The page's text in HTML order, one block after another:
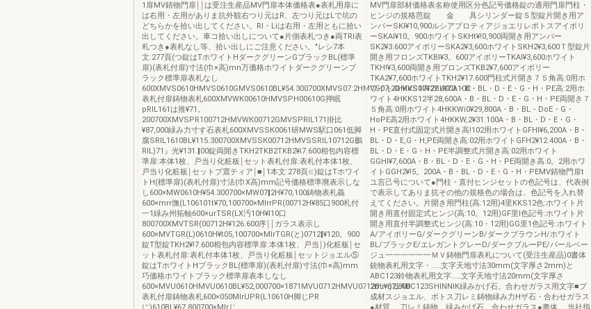
1扉MV錆物門扉￨￨は受注生産品MV門扉本体価格表●表札用扉に
は右用・左用がありま抗外観右つり元はR、左つり元はLで坑の
どちらかを拾い出してください。RI・Liは右用・左用ともに拾い
出してください。車コ拾い出しについて●片側表札つき●両TRl表
札つき●表札なし等、拾い出しにご注意ください。″レシ7本
文:277頁(つ錠はTホワイトHダークグリーンGブラックBL(標準
扉)(表札付扉)寸法(巾×高)mn万価格ホワイトダークグリーンブ
ラック標準扉表札なし
600XMVS0610HMVS0610GMVS0610BL¥54.300700XMVS07:2HMVS07,2GMVS0712BL¥70.10C
表札付扉鋳物表札600XMVWК00610HMVSPH00610G押眠
pRIL161は推¥71。
200700XMVSPR100712HMVWК00712GMVSPRIL171掛比
¥87,000緑み力寸す石表札600XMVSSК0061研MWS駅口061低脚
腐SRIL1610BL¥115.300700XMVSSК00712HMVSSRIL10712G鵬
RIL)71』光¥131.‖00錠両開きTKH2TKB2TKB2¥i7.600相包内容標
準扉:本体1枚、戸当り化粧板￨セット表札付扉:表札付本体1枚、
戸当り化粧板￨セットプ震ティア￨■￨1本文:278頁∈)錠はTホワイ
トH(標準扉)(表札付扉)寸法(巾X高)mm記号価格標準廃表示しな
し600×MW0610H¥54.300700×MW07‖2H¥70,100鋳物表札義
600×mrr撫(L106101t¥70,100700×MlrrPR(00712H¥85口900札付
一1緑み州拓軸600×urTSR(LX汚10H¥l10口
800700XMVTSR(00712H¥126.600序￨￨ガラス表示し
600×MVTGR(L)0610H¥t05,100700×MlrTGR(と)0712‖¥120。900
錠T型錠TKH2¥!7.600相包内容標準扉:本体1枚、戸当￨)化粧板￨セ
ット表札付扉:表札付本体1枚、戸当り化粧板￨セットジョエル⑤
錠はTホワイトHブラックBL(標準扉)(表札付扉)寸法(巾×高)mm
巧価格ホワイトブラック標準扉表本しなし
600×MVU0610HMVU0610BL¥52,000700×1871MVU0712HMVU0712BL¥67,800
表札付扉鋳物表札600×050MlrUPR(L10610H脚じPR
MV門扉部材価格表名称使用区分色記号価格錠の適用門扉門柱・
ヒンジの規格芭錠 金 具シリンダー錠Ｓ型錠片開き用ア
ンバーSKl¥10,900ルシアプロティアジョエリレポトスアイボリ
ーSKAl¥10。900ホワイトSKHt¥!0,900両開き用アンバー
SK2¥3.600アイポリーSKA2¥3,600ホワイトSKH2¥3,600Ｔ型錠片
開き用フロンズTKBI¥3。600アイポリーTKAl¥3,600ホワイト
TKH!¥3,600両開き用ブロンズTKB2¥7,600アイポリー
TKA2¥7,600ホワイトTKH2¥17.600門柱式片開き７５角高:0用ホ
ワイト4HKKS10¥27.400A・B・BL・D・E・G・H・PE高:2用ホ
ワイト4HKKS12半28,600A・B・BL・D・E・G・H・PE両開き７
５角高:0用ホワイト4HKKWi0¥29,800A・B・BL・DoE・G・
HoPE高2用ホワイト4HKKW,2¥31.100A・B・BL・D・E・G・
H・PE直付式固定式片開き高!102用ホワイトGFHl¥6,200A・B・
BL・D・E,G・H,PE両開き高:02用ホワイトGFH2¥12.400A・B・
BL・D・E・G・H・PE半調整式片開き高:02用ホワイト
GGHl¥7,600A・B・BL・D・E・G・H・PE両開き高:0。2用ホワ
イトGGH2¥!5。200A・B・BL・D・E・G・H・PEMV錆物門扉t
ユ言己号について●門柱・直付ヒンジセットの色記号は、代表例
で表示してありま抗その他の規格色の場合は、色記号を入れ替
えてください。片開き用門柱(高:12用)4里KKS12色:ホワイト片
開き用直付固定式ヒンジ(高:10。12用)GF里l色記号:ホワイト片
開き用直付半調整式ヒンジ(高:10・12用)GG里1色記号:ホワイト
A/アイポリーG/ダークグリーンB/ダークブラウンH/ホワイト
BL/ブラックE/エレガントグレーD/ダークブルーPE/パールペー
ジュ一一一一一一ＭＶ鋳物門扉表札について(受注生産品)0書体
銃物表札用文字・……文字天地寸法30mm(文字厚さ2mm)と
ABC123鈴物表札用文字……文字天地寸法20mm(文字厚さ
2mm)2LABC123SHINNIK緑みかげ石。合わせガラス用文字■プ
成材スジョエル、ポトス刀レミ鋳物緑み力Hザ石・合わせガラス